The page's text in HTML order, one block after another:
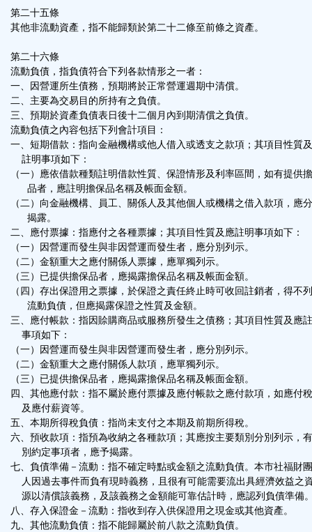
第二十五條
其他非流動資產，指不能歸類於第二十二條至前條之資產。
第二十六條
流動負債，指負債符合下列各款情形之一者：
一、因營運所生債務，預期將於正常營運週期中清償。
二、主要為交易目的所持有之負債。
三、預期於資產負債表日後十二個月內到期清償之負債。
流動負債之內容包括下列會計項目：
一、短期借款：指向金融機構或他人借入或透支之款項；其項目性質
註明事項如下：
（一）應依借款種類註明借款性質、保證情形及利率區間，如有提供
品者，應註明擔保品名稱及帳面金額。
（二）向金融機構、員工、關係人及其他個人或機構之借入款項，應
揭露。
二、應付票據：指應付之各種票據；其項目性質及應註明事項如下：
（一）因營運而發生與非因營運而發生者，應分別列示。
（二）金額重大之應付關係人票據，應單獨列示。
（三）已提供擔保品者，應揭露擔保品名稱及帳面金額。
（四）存出保證用之票據，於保證之責任終止時可收回註銷者，得不
流動負債，但應揭露保證之性質及金額。
三、應付帳款：指因賒購商品或服務所發生之債務；其項目性質及應
事項如下：
（一）因營運而發生與非因營運而發生者，應分別列示。
（二）金額重大之應付關係人款項，應單獨列示。
（三）已提供擔保品者，應揭露擔保品名稱及帳面金額。
四、其他應付款：指不屬於應付票據及應付帳款之應付款項，如應付
及應付薪資等。
五、本期所得稅負債：指尚未支付之本期及前期所得稅。
六、預收款項：指預為收納之各種款項；其應按主要類別分別列示，
別約定事項者，應予揭露。
七、負債準備－流動：指不確定時點或金額之流動負債。本市社福財
人因過去事件而負有現時義務，且很有可能需要流出具經濟效益之
源以清償該義務，及該義務之金額能可靠估計時，應認列負債準備
八、存入保證金－流動：指收到存入供保證用之現金或其他資產。
九、其他流動負債：指不能歸屬於前八款之流動負債。